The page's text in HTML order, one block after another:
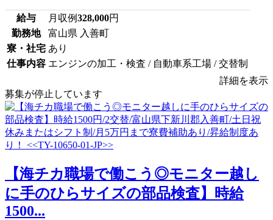
給与 月収例328,000円
勤務地
富山県 入善町
寮・社宅 あり
仕事内容 エンジンの加工・検査 / 自動車系工場 / 交替制
詳細を表示
募集が停止しています
【海チカ職場で働こう◎モニター越し
に手のひらサイズの部品検査】時給
1500...